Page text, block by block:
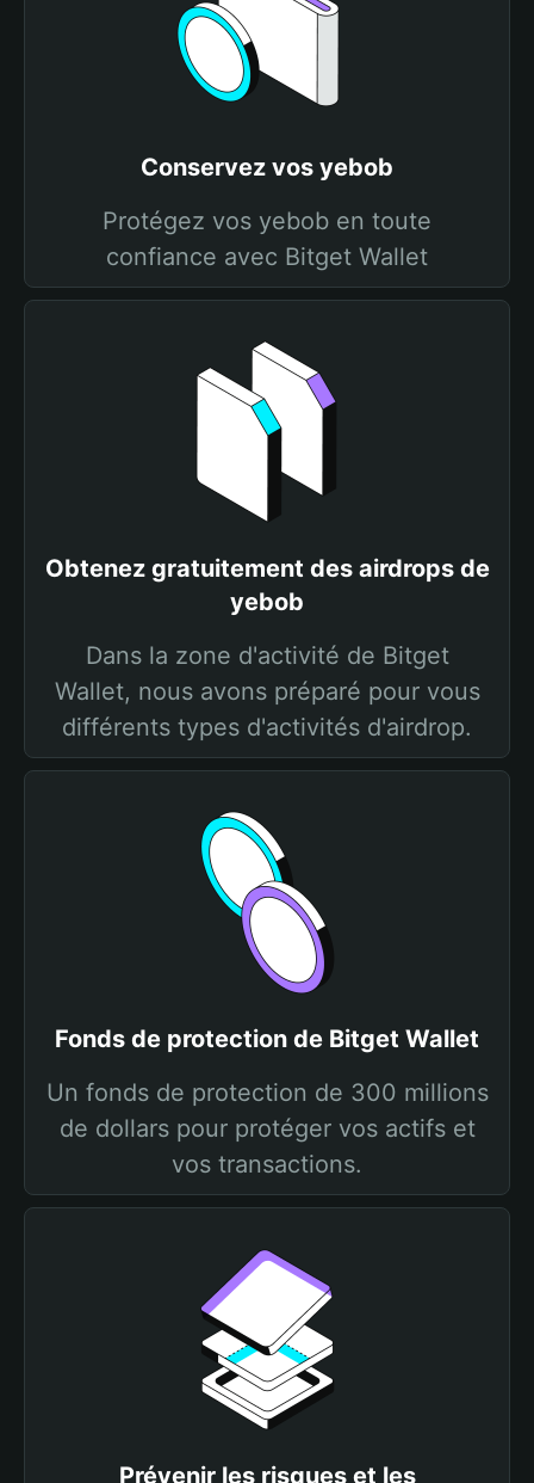
Conservez vos yebob
Protégez vos yebob en toute
confiance avec Bitget Wallet
Obtenez gratuitement des airdrops de
yebob
Dans la zone d'activité de Bitget
Wallet, nous avons préparé pour vous
différents types d'activités d'airdrop.
Fonds de protection de Bitget Wallet
Un fonds de protection de 300 millions
de dollars pour protéger vos actifs et
vos transactions.
Prévenir les risques et les